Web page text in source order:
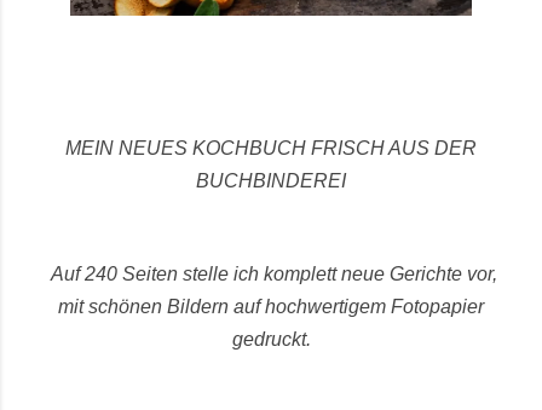
MEIN NEUES KOCHBUCH FRISCH AUS DER
BUCHBINDEREI
Auf 240 Seiten stelle ich komplett neue Gerichte vor,
mit schönen Bildern auf hochwertigem Fotopapier
gedruckt.